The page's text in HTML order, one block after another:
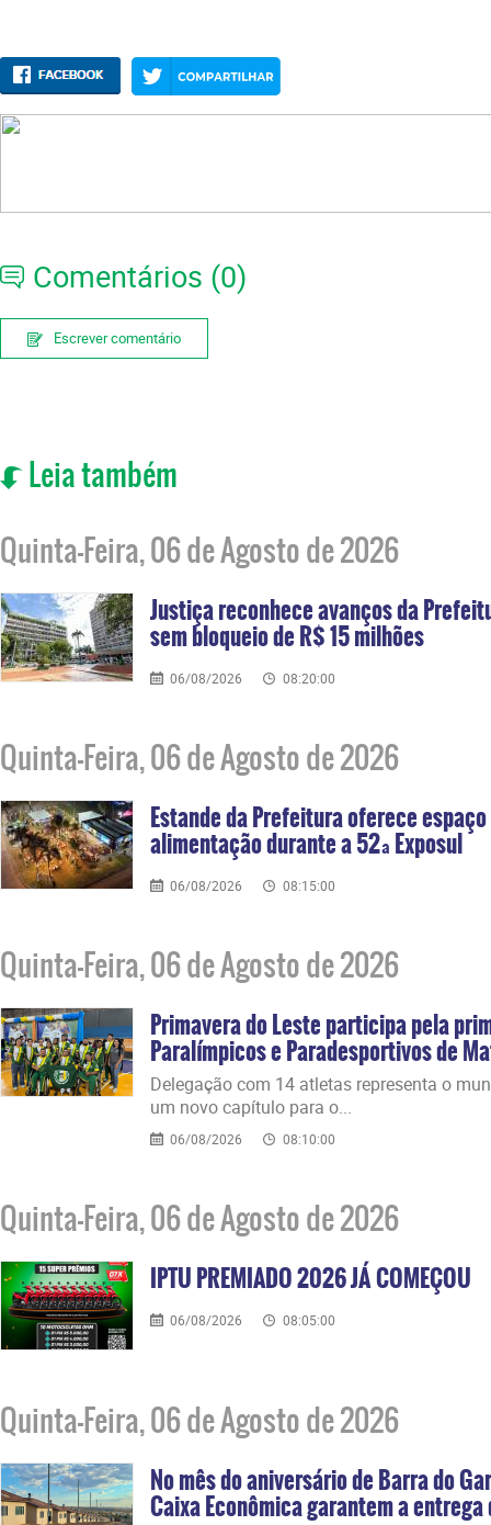
Comentários (0)
Escrever comentário
Leia também
Quinta-Feira, 06 de Agosto de 2026
Justiça reconhece avanços da
sem bloqueio de R$ 15 milhões
06/08/2026 08:20:00
Quinta-Feira, 06 de Agosto de 2026
Estande da Prefeitura oferece
alimentação durante a 52ª Exposul
06/08/2026 08:15:00
Quinta-Feira, 06 de Agosto de 2026
Primavera do Leste participa pela
Paralímpicos e Paradesportivos de
​Delegação com 14 atletas representa o
um novo capítulo para o...
06/08/2026 08:10:00
Quinta-Feira, 06 de Agosto de 2026
IPTU PREMIADO 2026 JÁ COMEÇOU
06/08/2026 08:05:00
Quinta-Feira, 06 de Agosto de 2026
No mês do aniversário de Barra do
Caixa Econômica garantem a entrega